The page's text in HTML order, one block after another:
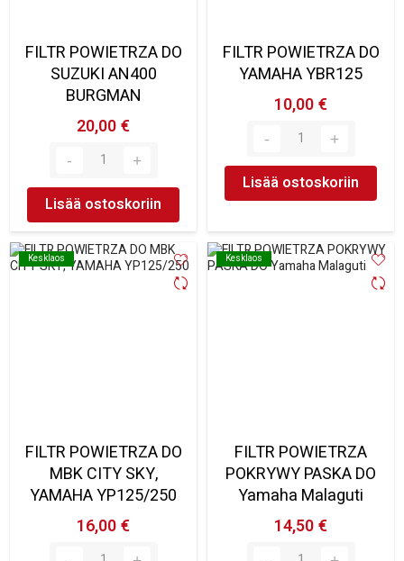
FILTR POWIETRZA DO
SUZUKI AN400
BURGMAN
20,00 €
Lisää ostoskoriin
FILTR POWIETRZA DO
YAMAHA YBR125
10,00 €
Lisää ostoskoriin
Kesklaos
Kesklaos
FILTR POWIETRZA DO
MBK CITY SKY,
YAMAHA YP125/250
16,00 €
Kesklaos
Kesklaos
FILTR POWIETRZA
POKRYWY PASKA DO
Yamaha Malaguti
14,50 €